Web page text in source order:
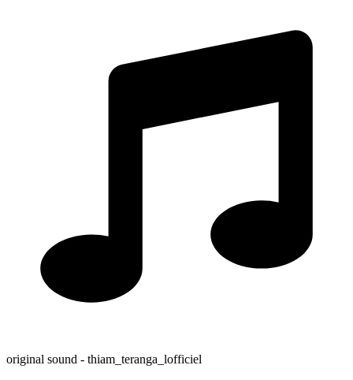
original sound - thiam_teranga_lofficiel